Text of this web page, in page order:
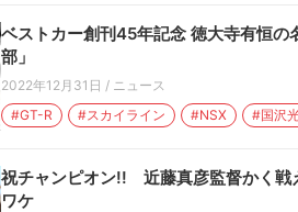
ベストカー創刊45年記念 徳大寺有恒
部」
2022年12月31日 / ニュース
#GT-R
#スカイライン #NSX #国沢
祝チャンピオン!! 近藤真彦監督かく
ワケ